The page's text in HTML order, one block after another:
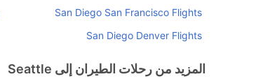
San Diego San Francisco Flights
San Diego Denver Flights
المزيد من رحلات الطيران إلى Seattle